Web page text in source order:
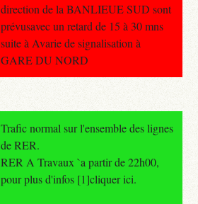
direction de la BANLIEUE SUD sont
prévusavec un retard de 15 à 30 mns
suite à Avarie de signalisation à
GARE DU NORD
Trafic normal sur l'ensemble des lignes
de RER.
RER A Travaux `a partir de 22h00,
pour plus d'infos [1]cliquer ici.